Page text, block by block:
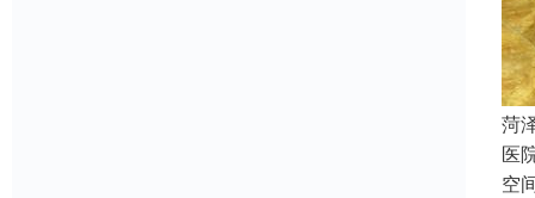
菏
医
空